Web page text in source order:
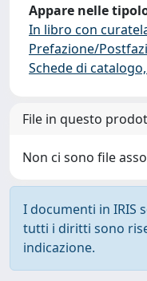
Appare nelle
In libro con
Prefazione/
Schede di
File in questo
Non ci sono file
I documenti in IRIS
tutti i diritti sono
indicazione.